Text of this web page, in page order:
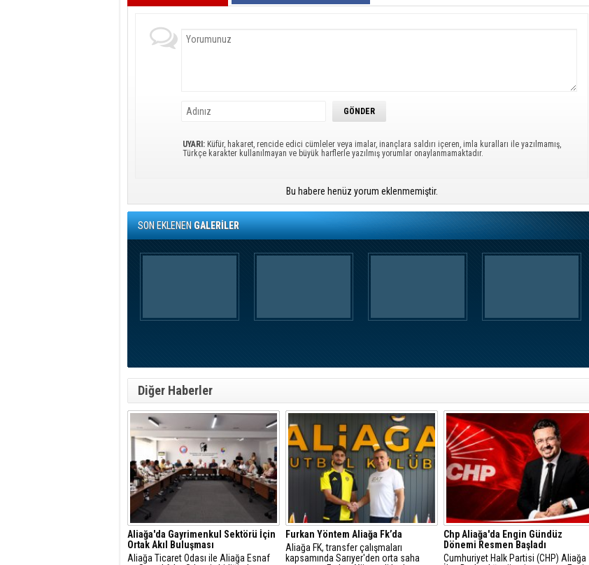
UYARI: Küfür, hakaret, rencide edici cümleler veya imalar, inançlara saldırı içeren, imla kuralları ile yazılmamış,
Türkçe karakter kullanılmayan ve büyük harflerle yazılmış yorumlar onaylanmamaktadır.
Bu habere henüz yorum eklenmemiştir.
SON EKLENENGALERİLER
Diğer Haberler
Aliağa'da Gayrimenkul Sektörü İçin
Ortak Akıl Buluşması
Aliağa Ticaret Odası ile Aliağa Esnaf
Furkan Yöntem Aliağa Fk’da
​Aliağa FK, transfer çalışmaları
kapsamında Sarıyer'den orta saha
Chp Aliağa'da Engin Gündüz
Dönemi Resmen Başladı
Cumhuriyet Halk Partisi (CHP) Aliağa